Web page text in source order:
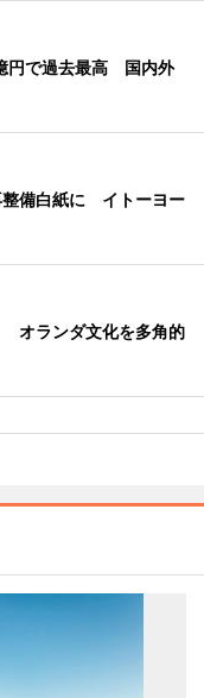
円で過去最高 国内外
整備白紙に イトーヨー
オランダ文化を多角的